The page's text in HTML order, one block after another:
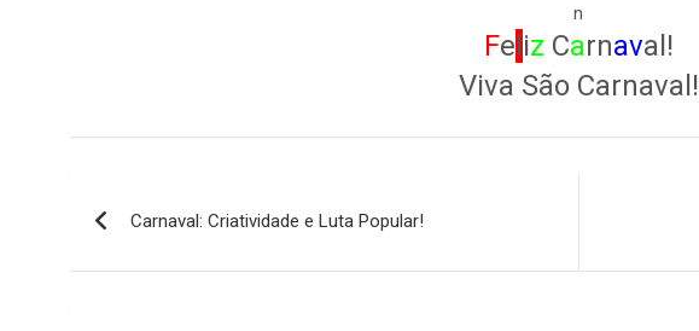
n
Fe iz Carnaval!
Viva São Carnaval!
de
Carnaval: Criatividade e Luta Popular!